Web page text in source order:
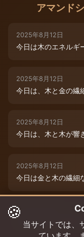
アマンド
2025年8月12日
今日は木のエネルギ
2025年8月12日
今日は、木と金の繊
2025年8月12日
今日は、木と木が響
2025年8月12日
今日は金と木の繊細
2025年8月9日
今日は木と木が重
🍪
当サイトでは、